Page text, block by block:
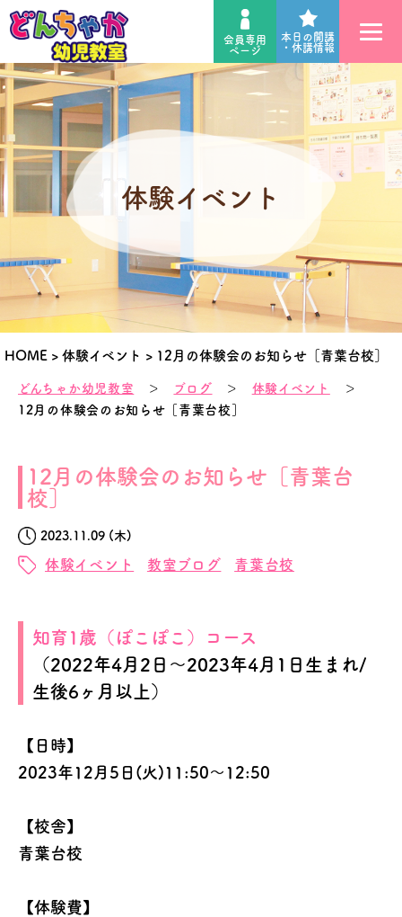
会員専用
ページ
本日の開講
・休講情報
HOME > 体験イベント > 12月の体験会のお知らせ［青葉台校］
体験イベント
どんちゃか幼児教室 ＞ ブログ ＞ 体験イベント
＞
12月の体験会のお知らせ［青葉台校］
12月の体験会のお知らせ［青葉台
校］
2023.11.09 (木)
体験イベント 教室ブログ 青葉台校
知育1歳（ぽこぽこ）コース
（2022年4月2日～2023年4月1日生まれ/
生後6ヶ月以上）
【日時】
2023年12月5日(火)11:50～12:50
【校舎】
青葉台校
【体験費】